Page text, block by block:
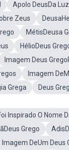
Apolo DeusDa Luz
Zeus
MétisDeusa
HélioDeus
Imagem Deus
Imagem
Grega
Deus
Inspirado O Nome
Grego
Imagem DeUm Deus